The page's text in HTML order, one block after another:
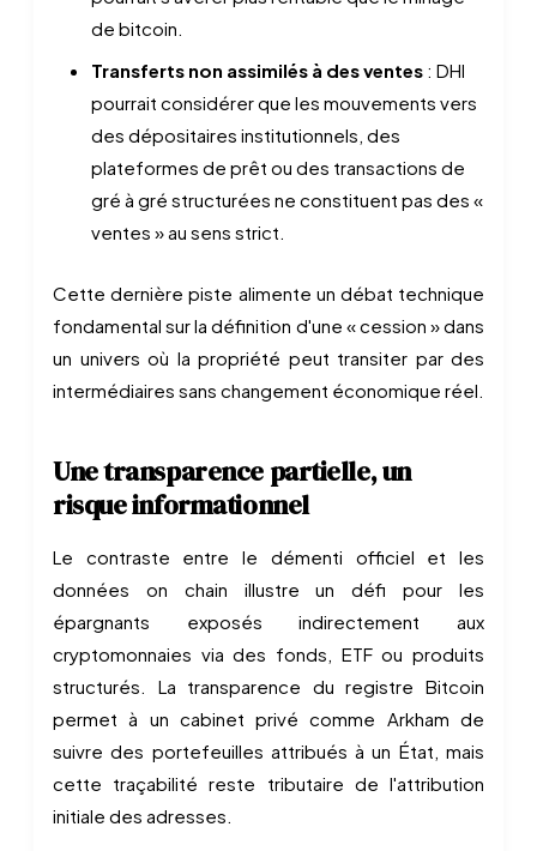
de bitcoin.
Transferts non assimilés à des ventes : DHI
pourrait considérer que les mouvements vers
des dépositaires institutionnels, des
plateformes de prêt ou des transactions de
gré à gré structurées ne constituent pas des «
ventes » au sens strict.
Cette dernière piste alimente un débat technique
fondamental sur la définition d'une « cession » dans
un univers où la propriété peut transiter par des
intermédiaires sans changement économique réel.
Une transparence partielle, un
risque informationnel
Le contraste entre le démenti officiel et les
données on chain illustre un défi pour les
épargnants exposés indirectement aux
cryptomonnaies via des fonds, ETF ou produits
structurés. La transparence du registre Bitcoin
permet à un cabinet privé comme Arkham de
suivre des portefeuilles attribués à un État, mais
cette traçabilité reste tributaire de l'attribution
initiale des adresses.